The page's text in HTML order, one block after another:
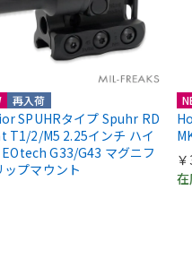
再入荷
SPUHRタイプ Spuhr RD
T1/2/M5 2.25インチ ハイ
G33/G43 マグニフ
ップマウント
在